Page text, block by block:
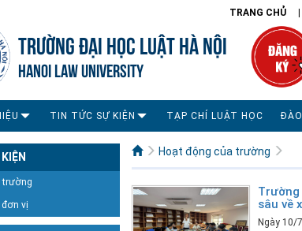
TRANG CHỦ
TRƯỜNG ĐẠI HỌC LUẬT HÀ NỘI
HANOI LAW UNIVERSITY
TIN TỨC SỰ KIỆN TẠP CHÍ LUẬT HỌC
trường
vị
Hoạt động của trường
Trường
sâu về
Ngày 10/